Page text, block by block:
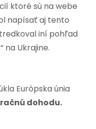
ktoré sú na webe
napísať aj tento
iní pohľad
na Ukrajine.
Európska únia
dohodu.